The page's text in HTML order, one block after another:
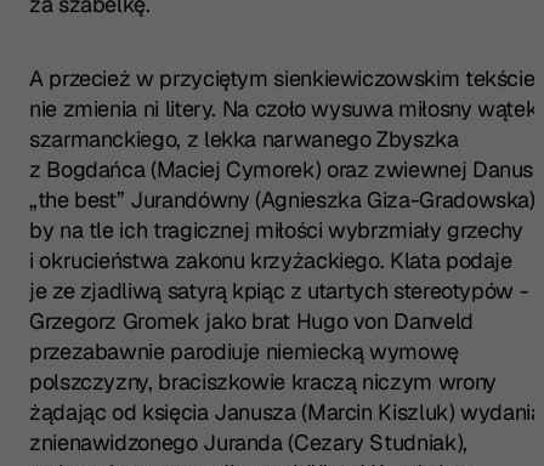
A przecież w przyciętym sienkiewiczowskim tekście
nie zmienia ni litery. Na czoło wysuwa miłosny wątek
szarmanckiego, z lekka narwanego Zbyszka
z Bogdańca (Maciej Cymorek) oraz zwiewnej Danusi
„the best” Jurandówny (Agnieszka Giza-Gradowska),
by na tle ich tragicznej miłości wybrzmiały grzechy
i okrucieństwa zakonu krzyżackiego. Klata podaje
je ze zjadliwą satyrą kpiąc z utartych stereotypów -
Grzegorz Gromek jako brat Hugo von Danveld
przezabawnie parodiuje niemiecką wymowę
polszczyzny, braciszkowie kraczą niczym wrony
żądając od księcia Janusza (Marcin Kiszluk) wydania
znienawidzonego Juranda (Cezary Studniak),